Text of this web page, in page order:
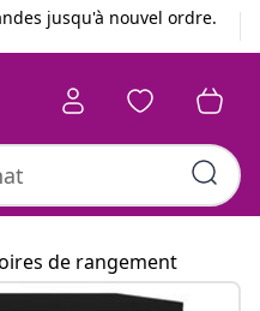
jusqu'à nouvel ordre.
de rangement